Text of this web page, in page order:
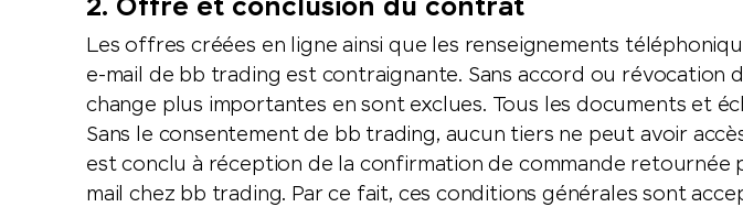
2. Offre et conclusion du contrat
Les offres créées en ligne ainsi que les renseignements
e-mail de bb trading est contraignante. Sans accord ou
change plus importantes en sont exclues. Tous les documents et
Sans le consentement de bb trading, aucun tiers ne peut avoir
est conclu à réception de la confirmation de commande
mail chez bb trading. Par ce fait, ces conditions générales sont